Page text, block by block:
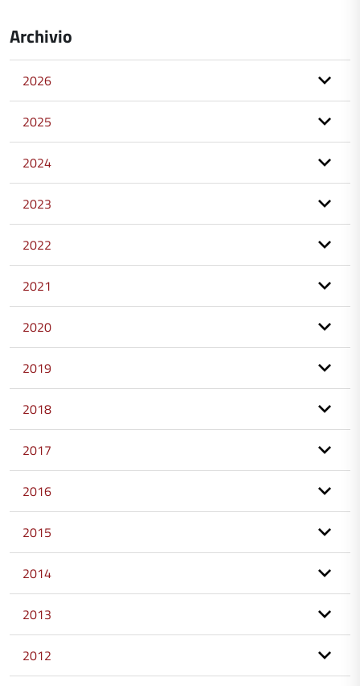
Archivio
2026
2025
2024
2023
2022
2021
2020
2019
2018
2017
2016
2015
2014
2013
2012